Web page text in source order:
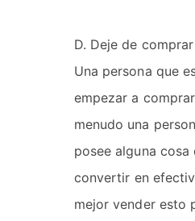
D. Deje de
Una persona que
empezar a
menudo una
posee alguna
convertir en
mejor vender esto